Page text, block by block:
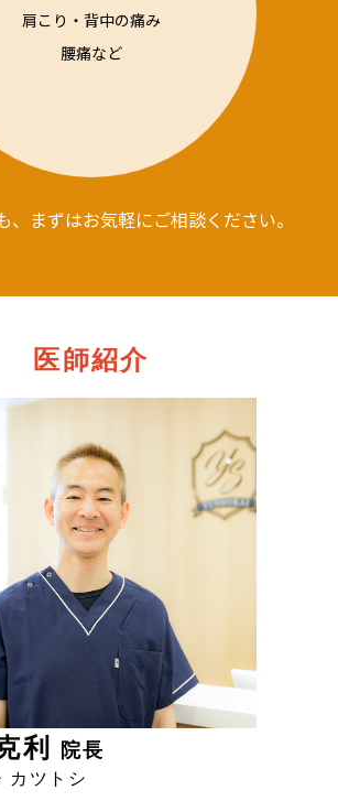
肩こり・背中の痛み
腰痛など
、まずはお気軽にご相談ください。
医師紹介
利 院長
カツトシ